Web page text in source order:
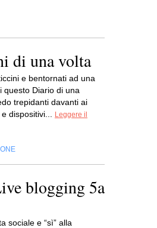
di una volta
e bentornati ad una
questo Diario di una
trepidanti davanti ai
dispositivi...
Leggere il
blogging 5a
sociale e “sì” alla